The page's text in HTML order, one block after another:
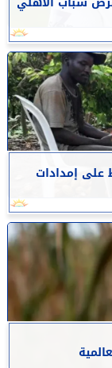
على إمدادات